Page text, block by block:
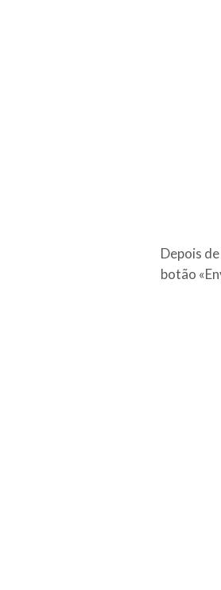
Depois
botão